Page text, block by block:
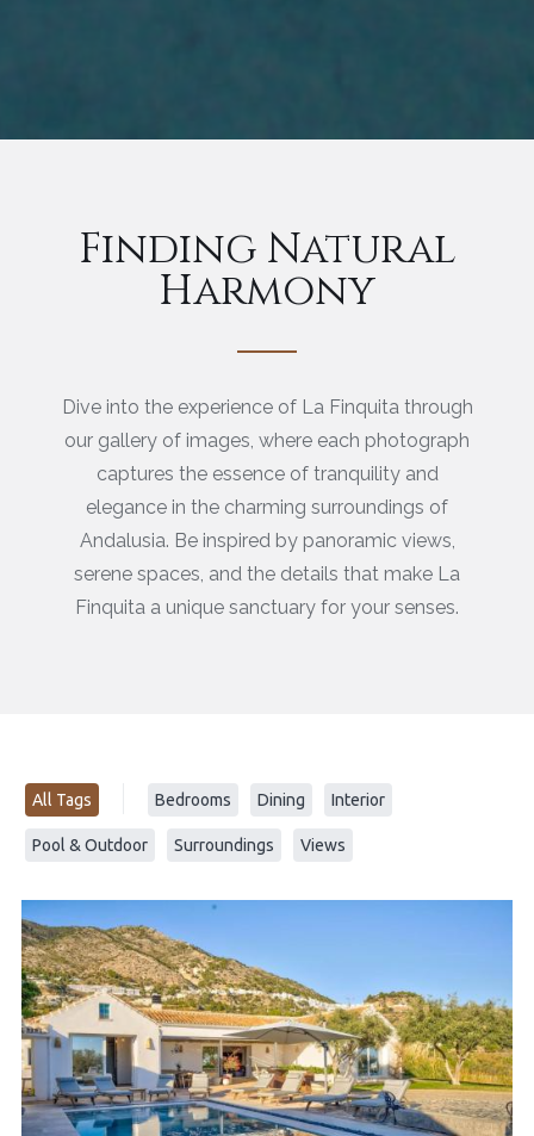
Finding Natural
Harmony
Dive into the experience of La Finquita through
our gallery of images, where each photograph
captures the essence of tranquility and
elegance in the charming surroundings of
Andalusia. Be inspired by panoramic views,
serene spaces, and the details that make La
Finquita a unique sanctuary for your senses.
All Tags Bedrooms Dining Interior
Pool & Outdoor Surroundings Views